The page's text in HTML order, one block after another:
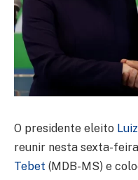
O presidente eleito
reunir nesta sexta-
Tebet (MDB-MS) e